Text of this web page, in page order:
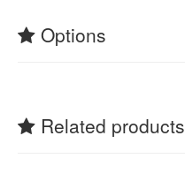
Options
Related products